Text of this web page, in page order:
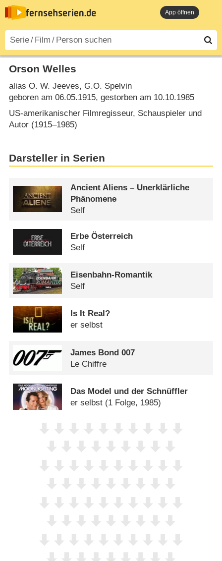
App öffnen
Orson Welles
alias O. W. Jeeves, G.O. Spelvin
geboren am 06.05.1915, gestorben am 10.10.1985
US-amerikanischer Filmregisseur, Schauspieler und
Autor (1915⁠–⁠1985)
Darsteller in Serien
Ancient Aliens – Unerklärliche
Phänomene
Self
Erbe Österreich
Self
Eisenbahn-Romantik
Self
Is It Real?
er selbst
James Bond 007
Le Chiffre
Das Model und der Schnüffler
er selbst (1 Folge, 1985)